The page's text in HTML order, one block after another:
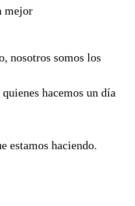
mejor
nosotros somos los
hacemos un día
estamos haciendo.